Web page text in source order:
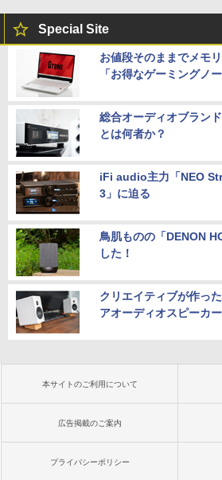
Special Site
お値段そのままでメモ
「お得なゲーミングノー
総合オーディオブラン
とは何者か？
iFi audio主力「NEO
3」に迫る
鳥肌ものの「DENON
した！
クリエイティブが作っ
アオーディオスピーカ
本サイトのご利用について
広告掲載のご案内
プライバシーポリシー